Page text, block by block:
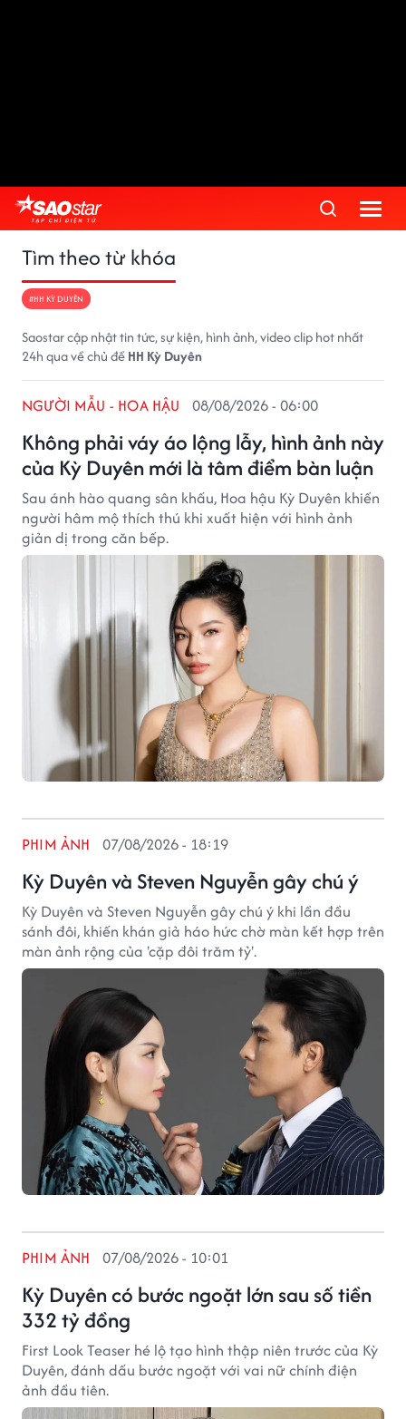
Tìm theo từ khóa
#HH KỲ DUYÊN
Saostar cập nhật tin tức, sự kiện, hình ảnh, video clip hot nhất
24h qua về chủ đềHH Kỳ Duyên
Không phải váy áo lộng lẫy, hình ảnh này
của Kỳ Duyên mới là tâm điểm bàn luận
NGƯỜI MẪU - HOA HẬU 08/08/2026 - 06:00
Sau ánh hào quang sân khấu, Hoa hậu Kỳ Duyên khiến
người hâm mộ thích thú khi xuất hiện với hình ảnh
giản dị trong căn bếp.
Kỳ Duyên và Steven Nguyễn gây chú ý
PHIM ẢNH 07/08/2026 - 18:19
Kỳ Duyên và Steven Nguyễn gây chú ý khi lần đầu
sánh đôi, khiến khán giả háo hức chờ màn kết hợp trên
màn ảnh rộng của 'cặp đôi trăm tỷ'.
Kỳ Duyên có bước ngoặt lớn sau số tiền
332 tỷ đồng
PHIM ẢNH 07/08/2026 - 10:01
First Look Teaser hé lộ tạo hình thập niên trước của Kỳ
Duyên, đánh dấu bước ngoặt với vai nữ chính điện
ảnh đầu tiên.